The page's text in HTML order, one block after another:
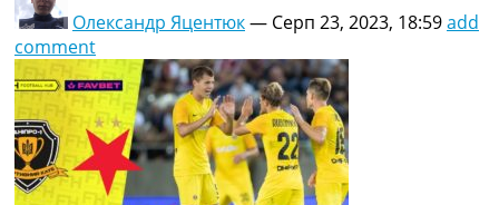
Олександр Яцентюк— Серп 23, 2023, 18:59add
comment